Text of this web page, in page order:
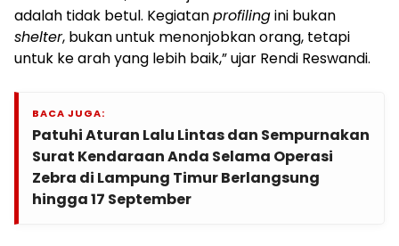
adalah tidak betul. Kegiatanprofilingini bukan
shelter, bukan untuk menonjobkan orang, tetapi
untuk ke arah yang lebih baik,” ujar Rendi Reswandi.
BACA JUGA:
Patuhi Aturan Lalu Lintas dan Sempurnakan
Surat Kendaraan Anda Selama Operasi
Zebra di Lampung Timur Berlangsung
hingga 17 September